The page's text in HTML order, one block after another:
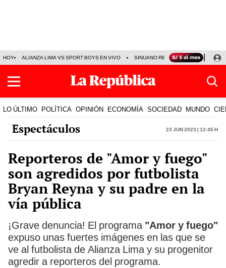
HOY ALIANZA LIMA VS SPORT BOYS EN VIVO SINUANO RESULTADOS HOY
LO ÚLTIMO POLÍTICA OPINIÓN ECONOMÍA SOCIEDAD MUNDO
Espectáculos 23 Jun 2023 | 12:45 h
Reporteros de "Amor y fuego"
son agredidos por futbolista
Bryan Reyna y su padre en la
vía pública
¡Grave denuncia! El programa "Amor y fuego"
expuso unas fuertes imágenes en las que se
ve al futbolista de Alianza Lima y su progenitor
agredir a reporteros del programa.